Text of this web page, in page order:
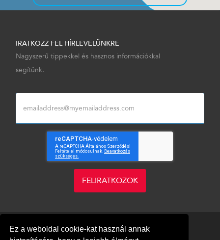
Ez a weboldal cookie-kat használ annak
IRATKOZZ FEL HÍRLEVELÜNKRE
Nagyszerű tippekkel és hasznos információkkal
segítünk.
FELIRATKOZOK